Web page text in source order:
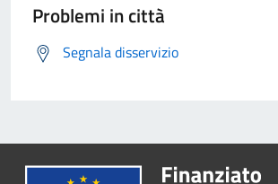
Problemi in città
Segnala disservizio